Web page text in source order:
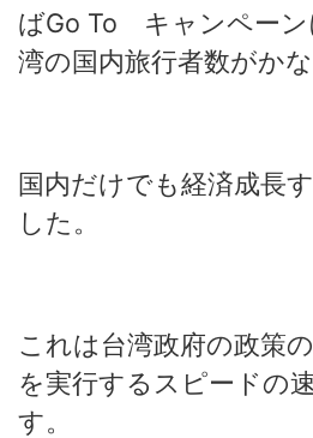
ばGo To キャンペーン
湾の国内旅行者数がか
国内だけでも経済成長
した。
これは台湾政府の政策
を実行するスピードの
す。